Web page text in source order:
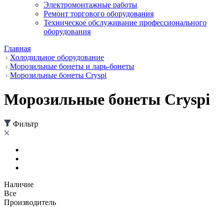
Электромонтажные работы
Ремонт торгового оборудования
Техническое обслуживание профессионального
оборудования
Главная
Холодильное оборудование
Морозильные бонеты и ларь-бонеты
Морозильные бонеты Cryspi
Морозильные бонеты Cryspi
Фильтр
Наличие
Все
Производитель